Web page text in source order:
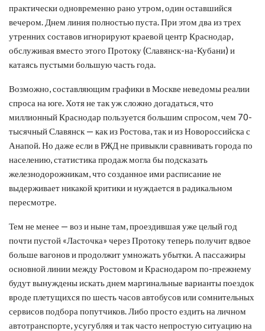
практически одновременно рано утром, один оставшийся
вечером. Днем линия полностью пуста. При этом два из трех
утренних составов игнорируют краевой центр Краснодар,
обслуживая вместо этого Протоку (Славянск-на-Кубани) и
катаясь пустыми большую часть года.
Возможно, составляющим графики в Москве неведомы реалии
спроса на юге. Хотя не так уж сложно догадаться, что
миллионный Краснодар пользуется большим спросом, чем 70-
тысячный Славянск — как из Ростова, так и из Новороссийска с
Анапой. Но даже если в РЖД не привыкли сравнивать города по
населению, статистика продаж могла бы подсказать
железнодорожникам, что созданное ими расписание не
выдерживает никакой критики и нуждается в радикальном
пересмотре.
Тем не менее — воз и ныне там, проездившая уже целый год
почти пустой «Ласточка» через Протоку теперь получит вдвое
больше вагонов и продолжит умножать убытки. А пассажиры
основной линии между Ростовом и Краснодаром по-прежнему
будут вынуждены искать днем маргинальные варианты поездок
вроде плетущихся по шесть часов автобусов или сомнительных
сервисов подбора попутчиков. Либо просто ездить на личном
автотранспорте, усугубляя и так часто непростую ситуацию на